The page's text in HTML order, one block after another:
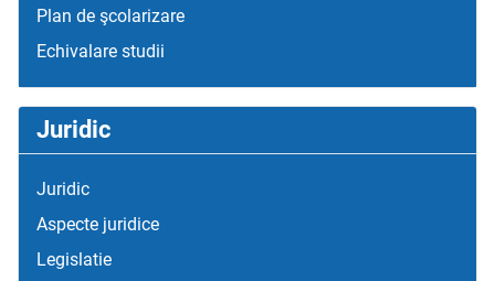
Plan de şcolarizare
Echivalare studii
Juridic
Juridic
Aspecte juridice
Legislatie